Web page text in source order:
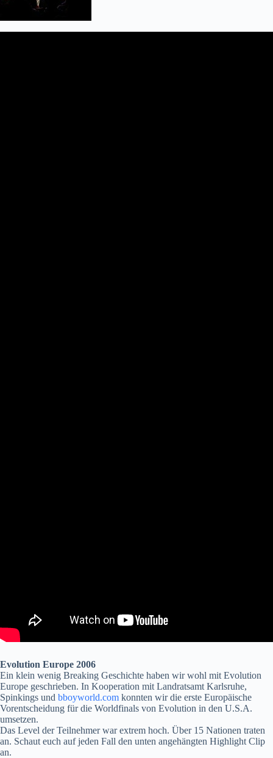
Evolution Europe 2006
Ein klein wenig Breaking Geschichte haben wir wohl mit Evolution
Europe geschrieben. In Kooperation mit Landratsamt Karlsruhe,
Spinkings und bboyworld.com konnten wir die erste Europäische
Vorentscheidung für die Worldfinals von Evolution in den U.S.A.
umsetzen.
Das Level der Teilnehmer war extrem hoch. Über 15 Nationen traten
an. Schaut euch auf jeden Fall den unten angehängten Highlight Clip
an.